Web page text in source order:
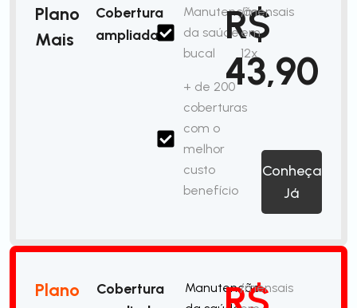
Plano
Mais
Cobertura
ampliada
Manutenção
da saúde
bucal
+ de 200
coberturas
com o
melhor
custo
benefício
R$
43,90
/mensais
em
12x
Conheça
Já
Plano
Cobertura
Manutenção/mensais